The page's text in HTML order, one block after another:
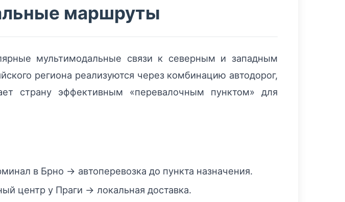
маршруты
мультимодальные связи к северным и западным
региона реализуются через комбинацию автодорог,
страну эффективным «перевалочным пунктом» для
в Брно → автоперевозка до пункта назначения.
центр у Праги → локальная доставка.